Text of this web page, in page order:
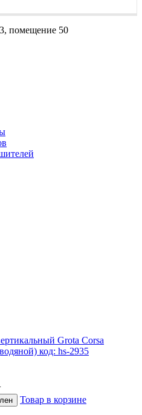
помещение 50
Grota Corsa
код: hs-2935
Товар в корзине